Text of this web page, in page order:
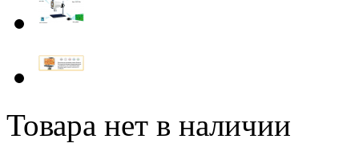
Товара нет в наличии